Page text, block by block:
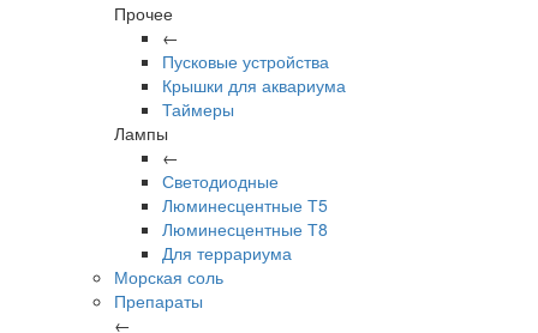
Прочее
←
Пусковые устройства
Крышки для аквариума
Таймеры
Лампы
←
Светодиодные
Люминесцентные Т5
Люминесцентные Т8
Для террариума
Морская соль
Препараты
←